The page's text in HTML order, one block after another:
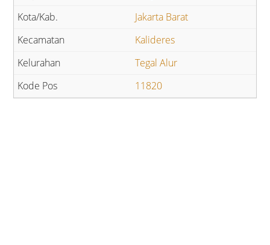
Jakarta Barat
Kalideres
Tegal Alur
11820